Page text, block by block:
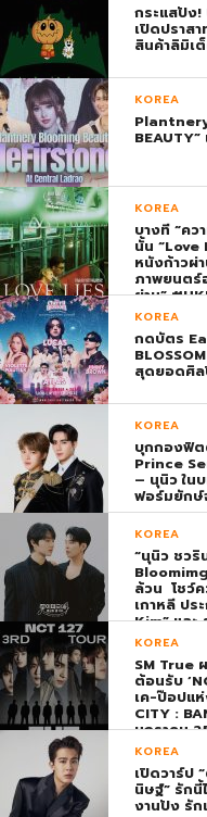
กระแสปัง!
เปิดปราส
สินค้าลิมิเ
KOREA
Plantnery
KOREA
บางที “คว
นั้น “Love
หนังก้าวผ่
ภาพยนตร์
ย่าน”
KOREA
กดบัตร
สุดยอดศิล
KOREA
บุกกองฟิต
Prince
– นุนิว ใน
ฟอร์มยักษ์
KOREA
“นุนิว ชว
ล้วน โชว์
เกาหลี ปร
Kim” และ
พุ่ง ติดอันดั
KOREA
SM True
ต้อนรับ
เค-ป๊อปแห่
CITY :
มกราคม
ตอบรับยิ่ง
ทุกที่นั่งทัน
KOREA
เปิดวาร์ป
นิษฐ์” รัก
งานปัง รัก